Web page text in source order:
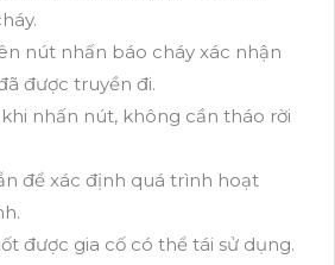
nút nhấn báo cháy xác nhận
được truyền đi.
nhấn nút, không cần tháo rời
để xác định quá trình hoạt
được gia cố có thể tái sử dụng.